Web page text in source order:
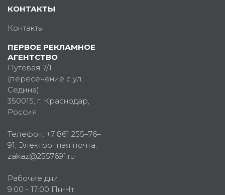
КОНТАКТЫ
Контакты
ПЕРВОЕ РЕКЛАМНОЕ
АГЕНТСТВО
Путевая 7/1
(пересечение с ул.
Седина)
350015, г. Краснодар,
Россия
Телефон: +7 861 255–76–
91, Электронная почта:
zakaz@2557691.ru
Рабочие дни:
9:00 - 17:00 Пн-Чт